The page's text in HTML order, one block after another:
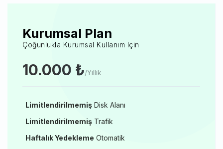
Kurumsal Plan
Çoğunlukla Kurumsal Kullanım Için
10.000 ₺/Yıllık
Limitlendirilmemiş Disk Alanı
Limitlendirilmemiş Trafik
Haftalık Yedekleme Otomatik